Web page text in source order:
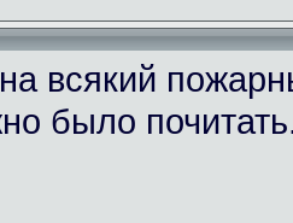
всякий
было